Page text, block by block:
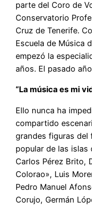
parte del Coro de
Conservatorio
Cruz de Tenerife.
Escuela de Música
empezó la
años. El pasado
“La música es mi
Ello nunca ha
compartido
grandes figuras del
popular de las islas
Carlos Pérez Brito,
Colorao», Luis
Pedro Manuel
Corujo, Germán